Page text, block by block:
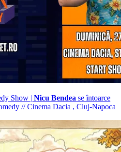
Show | Nicu Bendea se întoarce
//Cinema Dacia , Cluj-Napoca